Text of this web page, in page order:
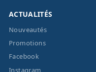
ACTUALITÉS
Nouveautés
Promotions
Facebook
Instagram